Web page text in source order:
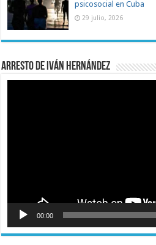
psicosocial en Cuba
29 julio, 2026
Arresto de Iván Hernández
00:00